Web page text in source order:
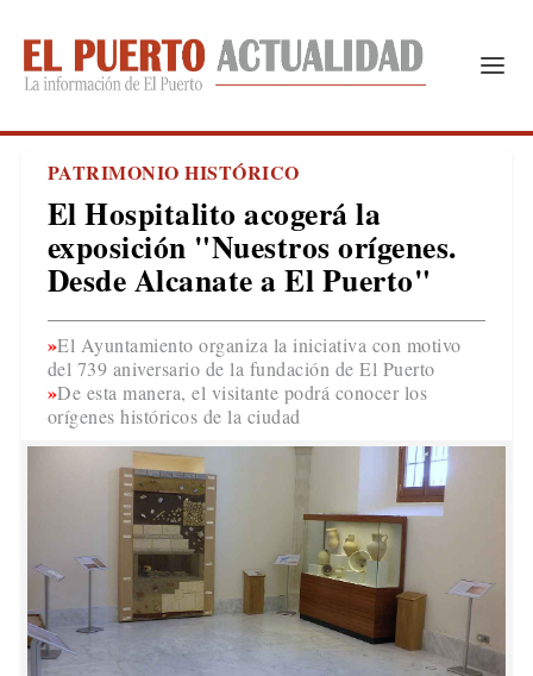
PATRIMONIO HISTÓRICO
El Hospitalito acogerá la
exposición "Nuestros orígenes.
Desde Alcanate a El Puerto"
El Ayuntamiento organiza la iniciativa con motivo
del 739 aniversario de la fundación de El Puerto
De esta manera, el visitante podrá conocer los
orígenes históricos de la ciudad